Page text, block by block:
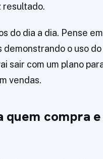
resultado.
do dia a dia. Pense
o uso
sair com um plano
vendas.
quem compra